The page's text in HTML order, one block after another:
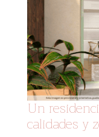
Un
calidades y